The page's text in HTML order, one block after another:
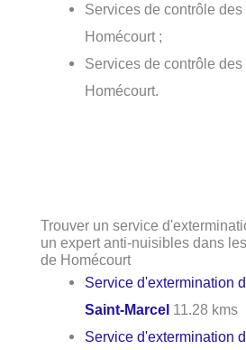
Services de contrôle des
Homécourt ;
Services de contrôle des
Homécourt.
Trouver un service
un expert anti-nuisibles dans
de Homécourt
Service d'extermination
Saint-Marcel 11.28 kms
Service d'extermination